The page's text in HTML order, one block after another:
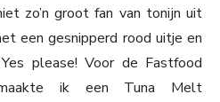
zo’n groot fan van tonijn uit
een gesnipperd rood uitje en
please! Voor de Fastfood
ik een Tuna Melt